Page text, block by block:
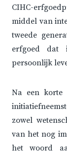
CIHC-
middel van
tweede
erfgoed dat
persoonlijk
Na een korte
zowel
van het nog
het woord